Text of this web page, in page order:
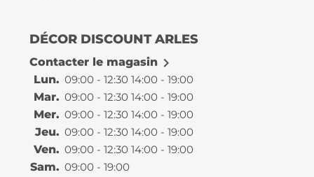
DÉCOR DISCOUNT ARLES
Contacter le magasin 
Lun. 09:00 - 12:30 14:00 - 19:00
Mar. 09:00 - 12:30 14:00 - 19:00
Mer. 09:00 - 12:30 14:00 - 19:00
Jeu. 09:00 - 12:30 14:00 - 19:00
Ven. 09:00 - 12:30 14:00 - 19:00
Sam. 09:00 - 19:00